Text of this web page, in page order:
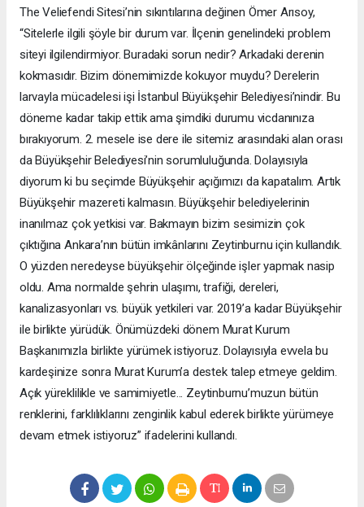
The Veliefendi Sitesi’nin sıkıntılarına değinen Ömer Arısoy,
“Sitelerle ilgili şöyle bir durum var. İlçenin genelindeki problem
siteyi ilgilendirmiyor. Buradaki sorun nedir? Arkadaki derenin
kokmasıdır. Bizim dönemimizde kokuyor muydu? Derelerin
larvayla mücadelesi işi İstanbul Büyükşehir Belediyesi’nindir. Bu
döneme kadar takip ettik ama şimdiki durumu vicdanınıza
bırakıyorum. 2. mesele ise dere ile sitemiz arasındaki alan orası
da Büyükşehir Belediyesi’nin sorumluluğunda. Dolayısıyla
diyorum ki bu seçimde Büyükşehir açığımızı da kapatalım. Artık
Büyükşehir mazereti kalmasın. Büyükşehir belediyelerinin
inanılmaz çok yetkisi var. Bakmayın bizim sesimizin çok
çıktığına Ankara’nın bütün imkânlarını Zeytinburnu için kullandık.
O yüzden neredeyse büyükşehir ölçeğinde işler yapmak nasip
oldu. Ama normalde şehrin ulaşımı, trafiği, dereleri,
kanalizasyonları vs. büyük yetkileri var. 2019’a kadar Büyükşehir
ile birlikte yürüdük. Önümüzdeki dönem Murat Kurum
Başkanımızla birlikte yürümek istiyoruz. Dolayısıyla evvela bu
kardeşinize sonra Murat Kurum’a destek talep etmeye geldim.
Açık yüreklilikle ve samimiyetle... Zeytinburnu’muzun bütün
renklerini, farklılıklarını zenginlik kabul ederek birlikte yürümeye
devam etmek istiyoruz” ifadelerini kullandı.